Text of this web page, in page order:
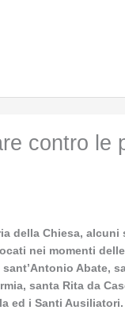
contro le
della Chiesa, alcuni
nei momenti
Abate,
santa Rita da
ed i Santi